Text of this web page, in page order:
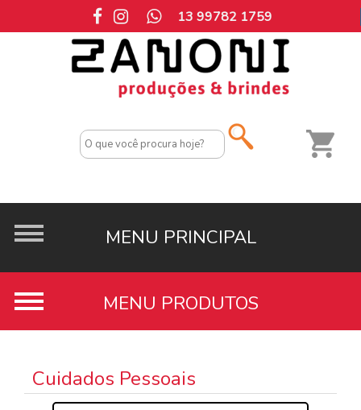
13 99782 1759
Cuidados Pessoais